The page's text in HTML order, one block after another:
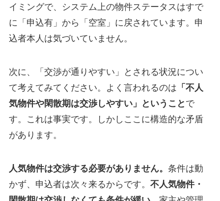
イミングで、システム上の物件ステータスはすで
に「申込有」から「空室」に戻されています。申
込者本人は気づいていません。
次に、「交渉が通りやすい」とされる状況につい
て考えてみてください。よく言われるのは 「不人
気物件や閑散期は交渉しやすい」ということ で
す。これは事実です。しかしここに構造的な矛盾
があります。
人気物件は交渉する必要がありません。 条件は動
かず、申込者は次々来るからです。 不人気物件・